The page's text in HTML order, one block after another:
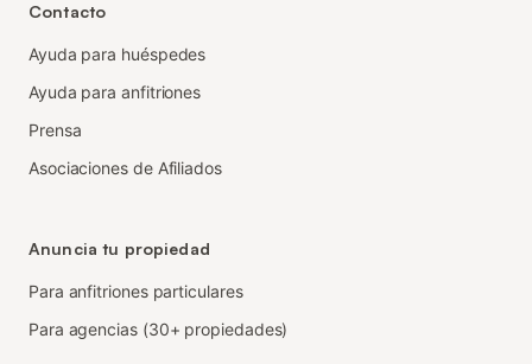
Contacto
Ayuda para huéspedes
Ayuda para anfitriones
Prensa
Asociaciones de Afiliados
Anuncia tu propiedad
Para anfitriones particulares
Para agencias (30+ propiedades)